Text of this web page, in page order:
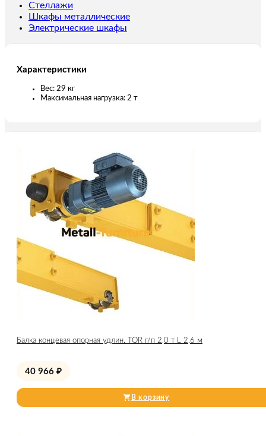
Стеллажи
Шкафы металлические
Электрические шкафы
Характеристики
Вес: 29 кг
Максимальная нагрузка: 2 т
Балка концевая опорная удлин. TOR г/п 2,0 т L 2,6 м
40 966 ₽
В корзину